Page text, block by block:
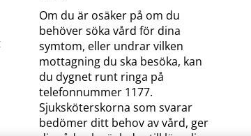
Om du är osäker på om du
behöver söka vård för dina
symtom, eller undrar vilken
mottagning du ska besöka, kan
du dygnet runt ringa på
telefonnummer 1177.
Sjuksköterskorna som svarar
bedömer ditt behov av vård, ger